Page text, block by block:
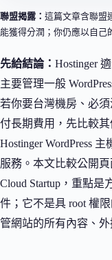
聯盟揭露： 這篇文章含聯盟
能獲得分潤；你仍應以自己
先給結論： Hostinger
主要管理一般
若你要台灣機房、必
付長期費用，先比較
Hostinger WordPress
服務。本文比較公開頁
Cloud Startup，重點
件；它不是具 root 權
管網站的所有內容、外